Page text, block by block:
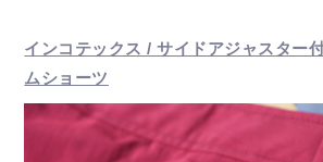
インコテックス / サイドアジャスター
ムショーツ